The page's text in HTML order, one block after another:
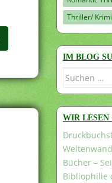
Thriller/ Krimi
IM BLOG
Suchen
WIR LESEN
Bücher –
Bibliophilie